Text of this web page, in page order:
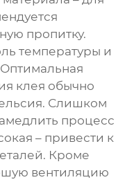
пропитку.
температуры и
клея обычно
Слишком
процесс
– привести к
Кроме
вентиляцию